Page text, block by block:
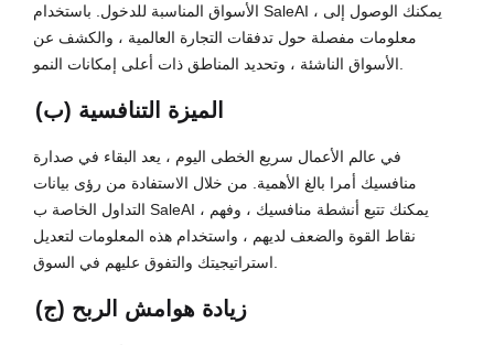
الأسواق المناسبة للدخول. باستخدام SaleAI ، يمكنك الوصول إلى
معلومات مفصلة حول تدفقات التجارة العالمية ، والكشف عن
الأسواق الناشئة ، وتحديد المناطق ذات أعلى إمكانات النمو.
(ب) الميزة التنافسية
في عالم الأعمال سريع الخطى اليوم ، يعد البقاء في صدارة
منافسيك أمرا بالغ الأهمية. من خلال الاستفادة من رؤى بيانات
التداول الخاصة ب SaleAI ، يمكنك تتبع أنشطة منافسيك ، وفهم
نقاط القوة والضعف لديهم ، واستخدام هذه المعلومات لتعديل
استراتيجيتك والتفوق عليهم في السوق.
(ج) زيادة هوامش الربح